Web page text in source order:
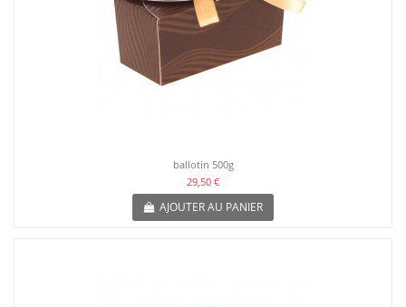
ballotin 500g
29,50 €
AJOUTER AU PANIER